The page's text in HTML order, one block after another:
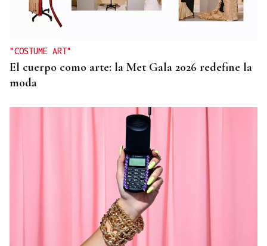
"COSTUME ART"
El cuerpo como arte: la Met Gala 2026 redefine la
moda